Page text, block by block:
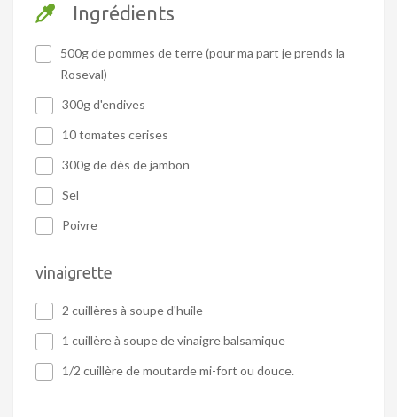
Ingrédients
500g de pommes de terre (pour ma part je prends la
Roseval)
300g d'endives
10 tomates cerises
300g de dès de jambon
Sel
Poivre
vinaigrette
2 cuillères à soupe d'huile
1 cuillère à soupe de vinaigre balsamique
1/2 cuillère de moutarde mi-fort ou douce.